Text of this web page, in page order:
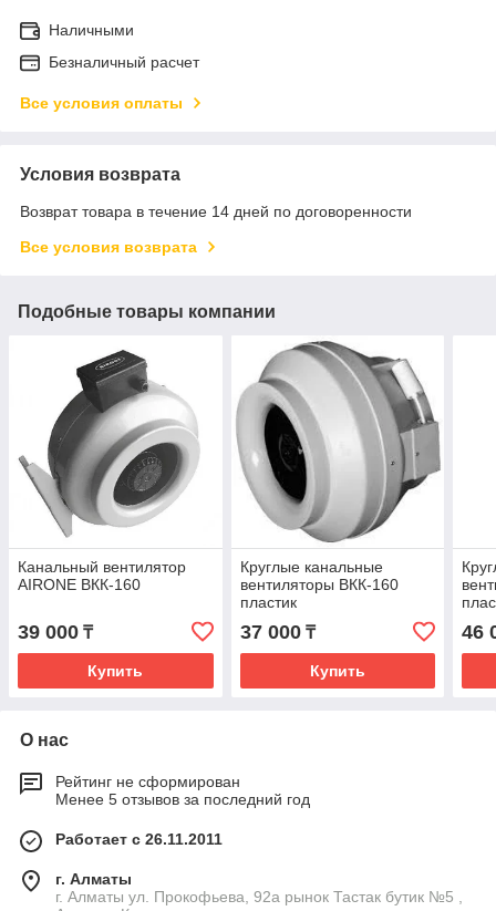
Наличными
Безналичный расчет
Все условия оплаты
Условия возврата
Возврат товара в течение 14 дней по договоренности
Все условия возврата
Подобные товары компании
Канальный вентилятор
AIRONE ВКК-160
39 000 ₸
Купить
Круглые канальные
вентиляторы ВКК-160
пластик
37 000₸
Купить
46
О нас
Рейтинг не сформирован
Менее 5 отзывов за последний год
Работает с 26.11.2011
г. Алматы
г. Алматы ул. Прокофьева, 92а рынок Тастак бутик №5 ,